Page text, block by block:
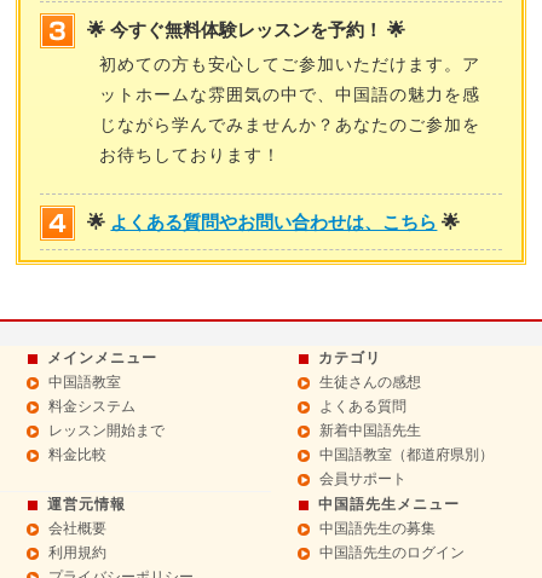
🌟 今すぐ無料体験レッスンを予約！ 🌟
初めての方も安心してご参加いただけます。ア
ットホームな雰囲気の中で、中国語の魅力を感
じながら学んでみませんか？あなたのご参加を
お待ちしております！
🌟 よくある質問やお問い合わせは、こちら 🌟
メインメニュー
中国語教室
料金システム
レッスン開始まで
料金比較
カテゴリ
生徒さんの感想
よくある質問
新着中国語先生
中国語教室（都道府県別）
会員サポート
運営元情報
会社概要
利用規約
中国語先生メニュー
中国語先生の募集
中国語先生のログイン